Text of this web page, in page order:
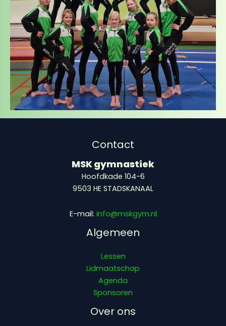
Contact
MSK gymnastiek
Hoofdkade 104-6
9503 HE STADSKANAAL
E-mail: info@mskgym.nl
Algemeen
Lessen
Lidmaatschap
Agenda
Sponsoren
Over ons